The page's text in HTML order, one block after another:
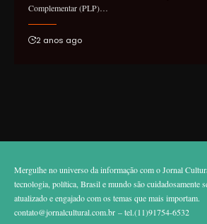
Complementar (PLP)…
2 anos ago
Mergulhe no universo da informação com o Jornal
tecnologia, política, Brasil e mundo são cuidadosamente
atualizado e engajado com os temas que mais importam.
contato@jornalcultural.com.br – tel.(11)91754-6532